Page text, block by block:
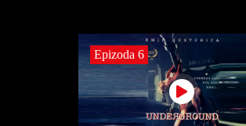
Epizoda 6